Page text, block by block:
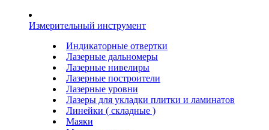
Измерительный инструмент
Индикаторные отвертки
Лазерные дальномеры
Лазерные нивелиры
Лазерные построители
Лазерные уровни
Лазеры для укладки плитки и ламинатов
Линейки ( складные )
Маяки